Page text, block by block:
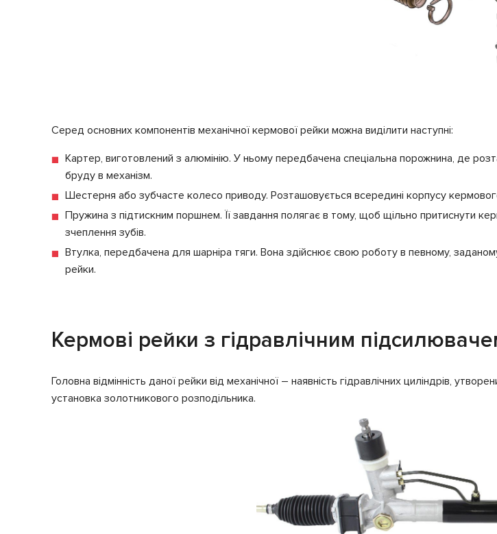
Серед основних компонентів механічної кермової рейки можна виділити наступні:
Картер, виготовлений з алюмінію. У ньому передбачена спеціальна порожнина, де
бруду в механізм.
Шестерня або зубчасте колесо приводу. Розташовується всередині корпусу
Пружина з підтискним поршнем. Її завдання полягає в тому, щоб щільно притиснути
зчеплення зубів.
Втулка, передбачена для шарніра тяги. Вона здійснює свою роботу в певному,
рейки.
Кермові рейки з гідравлічним
Головна відмінність даної рейки від механічної – наявність гідравлічних циліндрів,
установка золотникового розподільника.